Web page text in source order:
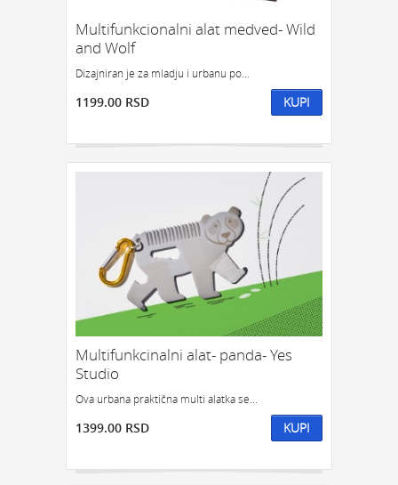
Multifunkcionalni alat medved- Wild
and Wolf
Dizajniran je za mladju i urbanu po...
1199.00 RSD KUPI
Multifunkcinalni alat- panda- Yes
Studio
Ova urbana praktična multi alatka se...
1399.00 RSD KUPI